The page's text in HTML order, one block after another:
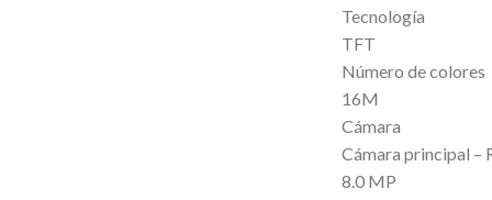
Tecnología
TFT
Número de colores
16M
Cámara
Cámara principal –
8.0 MP